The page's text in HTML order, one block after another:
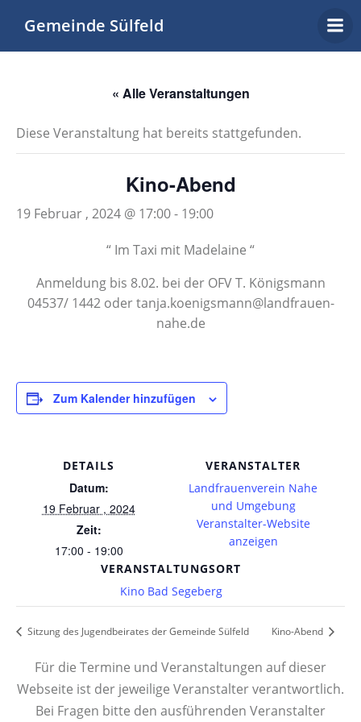
springen
Gemeinde Sülfeld
« Alle Veranstaltungen
Diese Veranstaltung hat bereits stattgefunden.
Kino-Abend
19 Februar , 2024 @ 17:00- 19:00
“ Im Taxi mit Madelaine “
Anmeldung bis 8.02. bei der OFV T. Königsmann
04537/ 1442 oder tanja.koenigsmann@landfrauen-
nahe.de
Zum Kalender hinzufügen
DETAILS
Datum:
19 Februar , 2024
Zeit:
17:00 - 19:00
VERANSTALTUNGSORT
Kino Bad Segeberg
VERANSTALTER
Landfrauenverein Nahe
und Umgebung
Veranstalter-Website
anzeigen
Sitzung des Jugendbeirates der Gemeinde Sülfeld Kino-Abend
Für die Termine und Veranstaltungen auf dieser
Webseite ist der jeweilige Veranstalter verantwortlich.
Bei Fragen bitte den ausführenden Veranstalter